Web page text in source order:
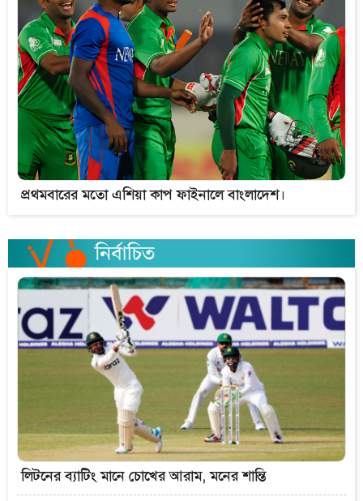
প্রথমবারের মতো এশিয়া কাপ ফাইনালে বাংলাদেশ।
লিটনের ব্যাটিং মানে চোখের আরাম, মনের শান্তি